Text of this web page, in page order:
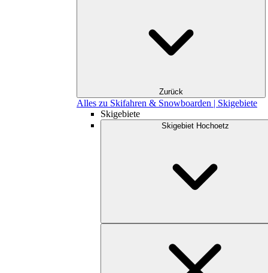
Zurück
Alles zu Skifahren & Snowboarden | Skigebiete
Skigebiete
Skigebiet Hochoetz